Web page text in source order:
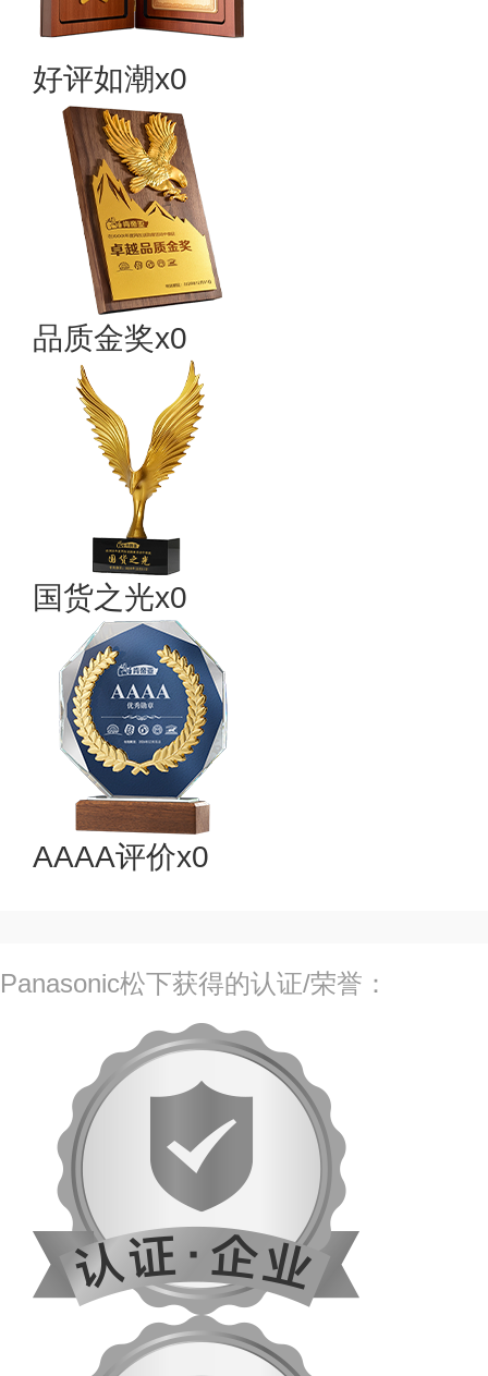
好评如潮x0
品质金奖x0
国货之光x0
AAAA评价x0
Panasonic松下获得的认证/荣誉：